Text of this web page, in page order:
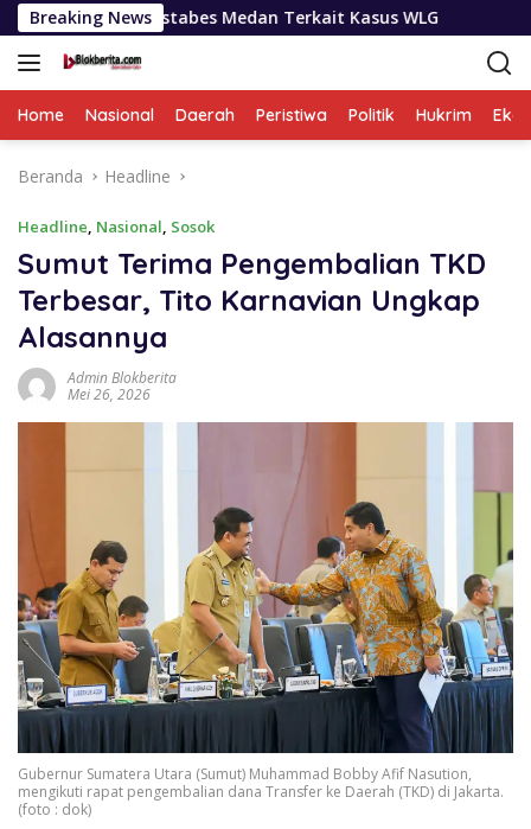
Langsung
ke
konten
Breaking NewsMedan Terkait Kasus WLG Selama Sepekan
Home Nasional Daerah Peristiwa Politik Hukrim
Beranda Headline
Headline, Nasional, Sosok
Sumut Terima Pengembalian TKD
Terbesar, Tito Karnavian Ungkap
Alasannya
Admin Blokberita
Mei 26, 2026
Gubernur Sumatera Utara (Sumut) Muhammad Bobby Afif Nasution,
mengikuti rapat pengembalian dana Transfer ke Daerah (TKD) di Jakarta.
(foto : dok)